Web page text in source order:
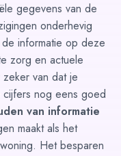
gegevens van de
onderhevig
informatie op deze
zorg en actuele
van dat je
nog eens goed
van informatie
maakt als het
Het besparen